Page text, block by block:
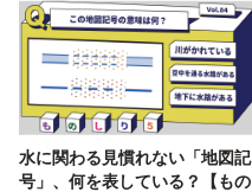
水に関わる見慣れない「地図記
号」、何を表している？【もの